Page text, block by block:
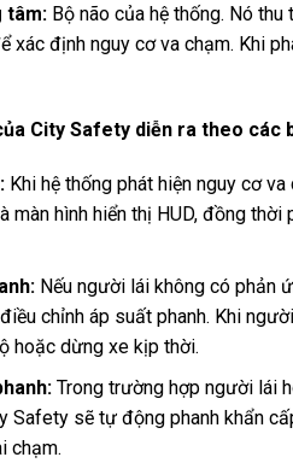
tâm:Bộ não của hệ thống. Nó thu
xác định nguy cơ va chạm. Khi
City Safety diễn ra theo các
Khi hệ thống phát hiện nguy cơ
màn hình hiển thị HUD, đồng
Nếu người lái không có phản
chỉnh áp suất phanh. Khi
hoặc dừng xe kịp thời.
Trong trường hợp người lái
Safety sẽ tự động phanh khẩn
chạm.